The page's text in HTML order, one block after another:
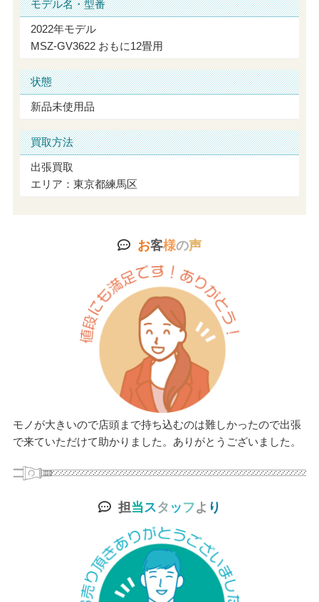
モデル名・型番
2022年モデル
MSZ-GV3622 おもに12畳用
状態
新品未使用品
買取方法
出張買取
エリア：東京都練馬区
お客様の声
モノが大きいので店頭まで持ち込むのは難しかったので出張
で来ていただけて助かりました。ありがとうございました。
担当スタ ッ フよ り